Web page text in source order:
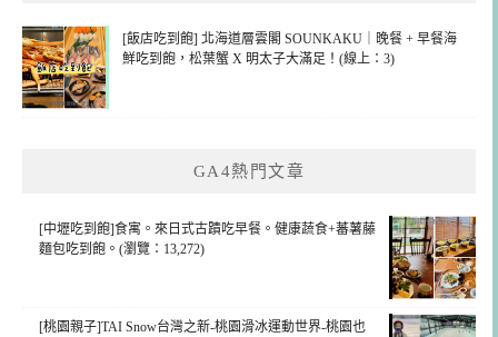
[飯店吃到飽] 北海道層雲閣 SOUNKAKU｜晚餐 + 早餐海
鮮吃到飽，松葉蟹 X 明太子大滿足！(線上：3)
GA4熱門文章
[中壢吃到飽]食寓。來日式古蹟吃早餐。健康蔬食+蕃薯藤
麵包吃到飽。(瀏覽：13,272)
[桃園親子]TAI Snow台灣之新-桃園滑冰運動世界-桃園也